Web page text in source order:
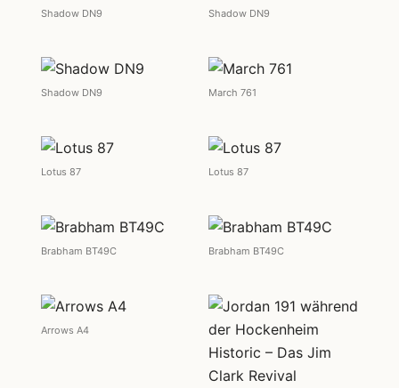
Shadow DN9 Shadow DN9
Shadow DN9 March 761
Lotus 87 Lotus 87
Brabham BT49C Brabham BT49C
Arrows A4